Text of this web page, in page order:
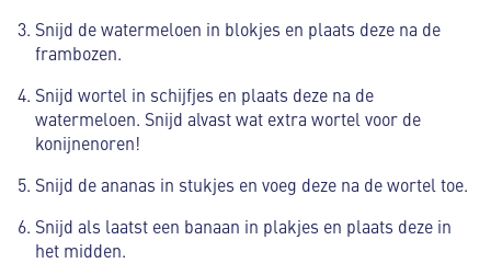
Snijd de watermeloen in blokjes en plaats deze na de
frambozen.
Snijd wortel in schijfjes en plaats deze na de
watermeloen. Snijd alvast wat extra wortel voor de
konijnenoren!
Snijd de ananas in stukjes en voeg deze na de wortel toe.
Snijd als laatst een banaan in plakjes en plaats deze in
het midden.